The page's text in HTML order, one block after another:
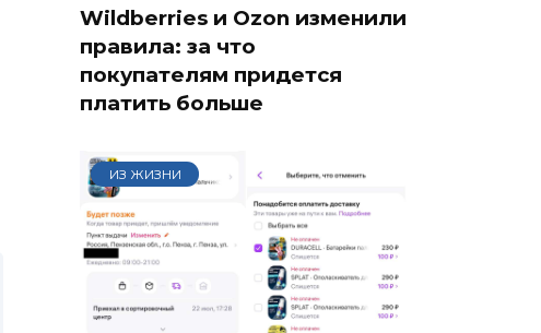
Wildberries и Ozon изменили
правила: за что
покупателям придется
платить больше
ИЗ ЖИЗНИ